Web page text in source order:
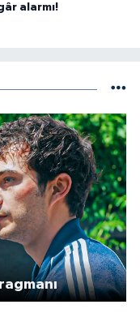
alarmı!